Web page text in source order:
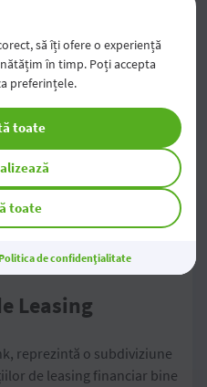
dezvoltarea afacerii din
Leasing
reprezintă o subdiviziune
de leasing financiar bine
să îți ofere o experiență
în timp. Poți accepta
preferințele.
toate
toate
Politica de confidențialitate